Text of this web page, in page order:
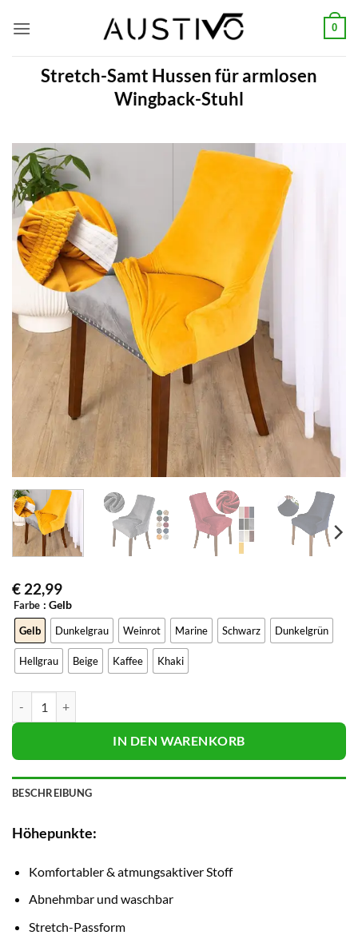
Inhalt
0
Stretch-Samt Hussen für armlosen
Wingback-Stuhl
€ 22,99
Farbe : Gelb
Gelb Dunkelgrau Weinrot Marine Schwarz Dunkelgrün
Hellgrau Beige Kaffee Khaki
IN DEN WARENKORB
BESCHREIBUNG
Höhepunkte:
Komfortabler & atmungsaktiver Stoff
Abnehmbar und waschbar
Stretch-Passform